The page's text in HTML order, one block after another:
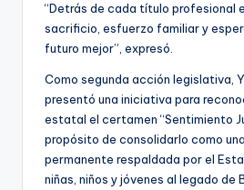
“Detrás de cada título profesional
sacrificio, esfuerzo familiar y
futuro mejor”, expresó.
Como segunda acción legislativa,
presentó una iniciativa para
estatal el certamen “Sentimiento
propósito de consolidarlo como
permanente respaldada por el
niñas, niños y jóvenes al legado de